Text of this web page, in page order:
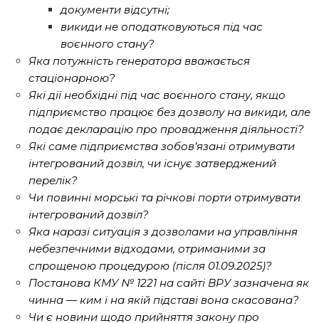
документи відсутні;
викиди не оподатковуються під час
воєнного стану?
Яка потужність генератора вважається
стаціонарною?
Які дії необхідні під час воєнного стану, якщо
підприємство працює без дозволу на викиди, але
подає декларацію про провадження діяльності?
Які саме підприємства зобов’язані отримувати
інтегрований дозвіл, чи існує затверджений
перелік?
Чи повинні морські та річкові порти отримувати
інтегрований дозвіл?
Яка наразі ситуація з дозволами на управління
небезпечними відходами, отриманими за
спрощеною процедурою (після 01.09.2025)?
Постанова КМУ № 1221 на сайті ВРУ зазначена як
чинна — ким і на якій підставі вона скасована?
Чи є новини щодо прийняття закону про